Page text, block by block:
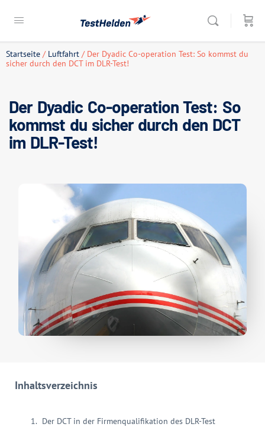
Startseite / Luftfahrt / Der Dyadic Co-operation Test: So kommst du
sicher durch den DCT im DLR-Test!
Der Dyadic Co-operation Test: So
kommst du sicher durch den DCT
im DLR-Test!
Inhaltsverzeichnis
Der DCT in der Firmenqualifikation des DLR-Test